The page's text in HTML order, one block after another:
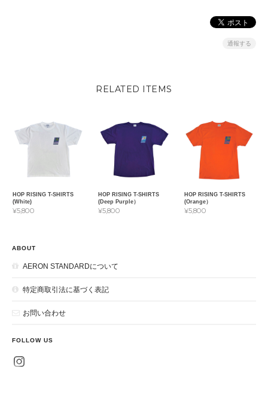
通報する
RELATED ITEMS
HOP RISING T-SHIRTS
(White)
¥5,800
HOP RISING T-SHIRTS
(Deep Purple）
¥5,800
HOP RISING T-SHIRTS
(Orange）
¥5,800
ABOUT
AERON STANDARDについて
特定商取引法に基づく表記
お問い合わせ
FOLLOW US